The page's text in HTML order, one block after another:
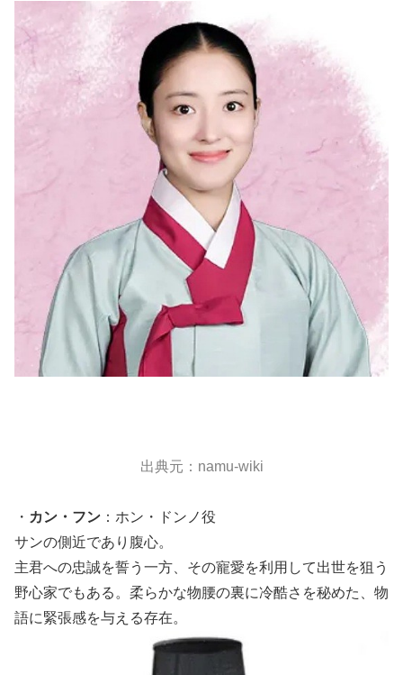
出典元：namu-wiki
・ カン・フン ：ホン・ドンノ役
サンの側近であり腹心。
主君への忠誠を誓う一方、その寵愛を利用して出世を狙う
野心家でもある。柔らかな物腰の裏に冷酷さを秘めた、物
語に緊張感を与える存在。